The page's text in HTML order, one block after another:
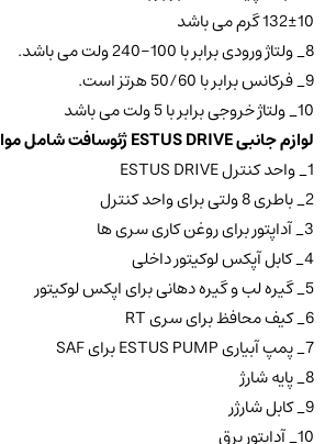
10±132 گرم می باشد
8_ ولتاژ ورودی برابر با 100-240 ولت می باشد.
9_ فرکانس برابر با 50/60 هرتز است.
10_ ولتاژ خروجی برابر با 5 ولت می باشد
لوازم جانبی ESTUS DRIVE ژئوسافت شامل موارد زیر است:
1_ واحد کنترل ESTUS DRIVE
2_ باطری 8 ولتی برای واحد کنترل
3_ آداپتور برای روغن کاری سری ها
4_ کابل آپکس لوکیتور داخلی
5_ گیره لب و گیره دهانی برای اپکس لوکیتور
6_ کیف محافظ برای سری RT
7_ پمپ آبیاری ESTUS PUMP برای SAF
8_ پایه شارژ
9_ کابل شارژر
10_ آداپتور برق